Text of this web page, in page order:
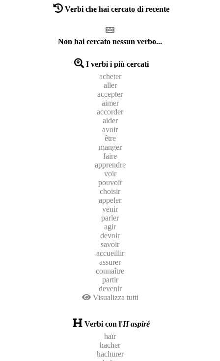
Verbi che hai cercato di recente
Non hai cercato nessun verbo...
I verbi i più cercati
acheter
aller
accepter
aimer
accorder
aider
avoir
être
manger
faire
apprendre
voir
pouvoir
choisir
appeler
venir
parler
agir
devoir
savoir
accueillir
assurer
connaître
partir
devenir
Visualizza tutti
Verbi con l'H aspiré
haïr
hacher
hachurer